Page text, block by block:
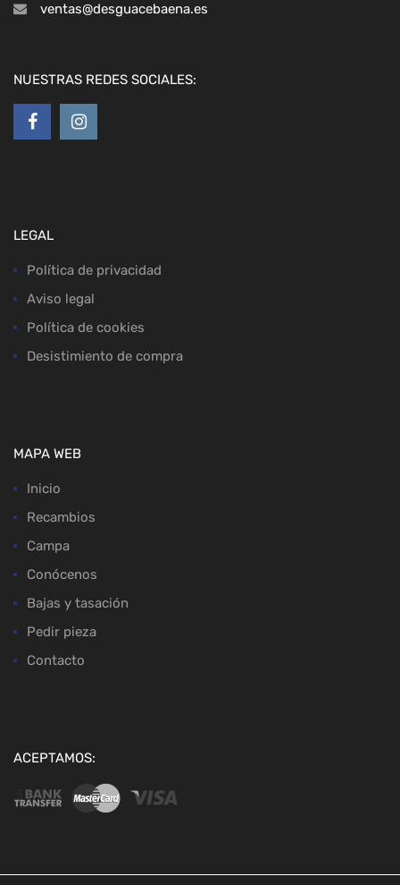
ventas@desguacebaena.es
NUESTRAS REDES SOCIALES:
LEGAL
Política de privacidad
Aviso legal
Política de cookies
Desistimiento de compra
MAPA WEB
Inicio
Recambios
Campa
Conócenos
Bajas y tasación
Pedir pieza
Contacto
ACEPTAMOS: